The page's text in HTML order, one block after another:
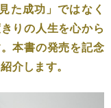
た成功」ではなく
りの人生を心から
本書の発売を記念
介します。